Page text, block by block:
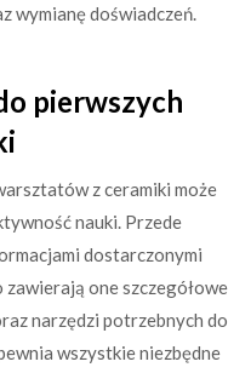
wymianę doświadczeń.
pierwszych
z ceramiki może
nauki. Przede
dostarczonymi
one szczegółowe
narzędzi potrzebnych do
wszystkie niezbędne